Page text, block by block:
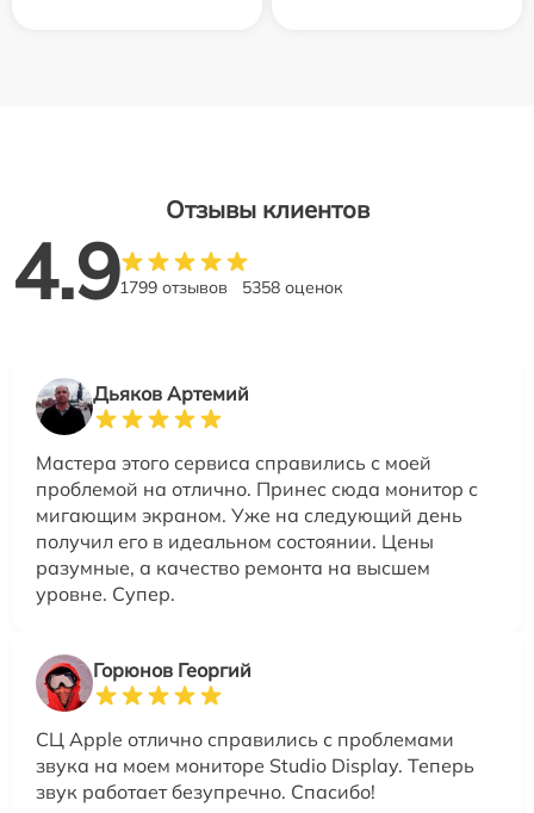
Отзывы клиентов
4.91799 отзывов 5358 оценок
Дьяков Артемий
Мастера этого сервиса справились с моей
проблемой на отлично. Принес сюда монитор с
мигающим экраном. Уже на следующий день
получил его в идеальном состоянии. Цены
разумные, а качество ремонта на высшем
уровне. Супер.
Горюнов Георгий
СЦ Apple отлично справились с проблемами
звука на моем мониторе Studio Display. Теперь
звук работает безупречно. Спасибо!